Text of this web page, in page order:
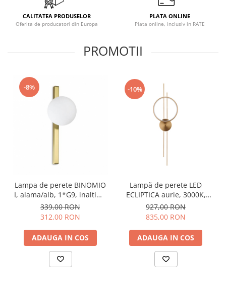
CALITATEA PRODUSELOR
Oferita de producatori din Europa
PLATA ONLINE
Plata online, inclusiv in RATE
PROMOTII
-8%
Lampa de perete BINOMIO
I, alama/alb, 1*G9, inaltime
33.3 cm - IDEAL LUX
339,00 RON
312,00 RON
ADAUGA IN COS
-10%
Lampă de perete LED
ECLIPTICA aurie, 3000K,
înălțime 100 cm - STEP
INTO DESIGN
927,00 RON
835,00 RON
ADAUGA IN COS